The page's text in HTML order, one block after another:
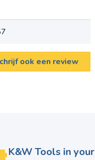
ook een review
K&W Tools in your